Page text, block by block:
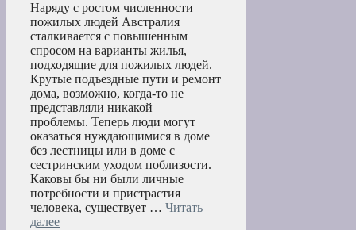
Наряду с ростом численности
пожилых людей Австралия
сталкивается с повышенным
спросом на варианты жилья,
подходящие для пожилых людей.
Крутые подъездные пути и ремонт
дома, возможно, когда-то не
представляли никакой
проблемы. Теперь люди могут
оказаться нуждающимися в доме
без лестницы или в доме с
сестринским уходом поблизости.
Каковы бы ни были личные
потребности и пристрастия
человека, существует … Читать
далее